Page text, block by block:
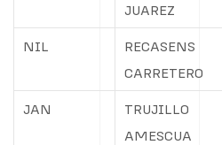
JUAREZ
NIL
RECASENS
CARRETERO
JAN
TRUJILLO
AMESCUA